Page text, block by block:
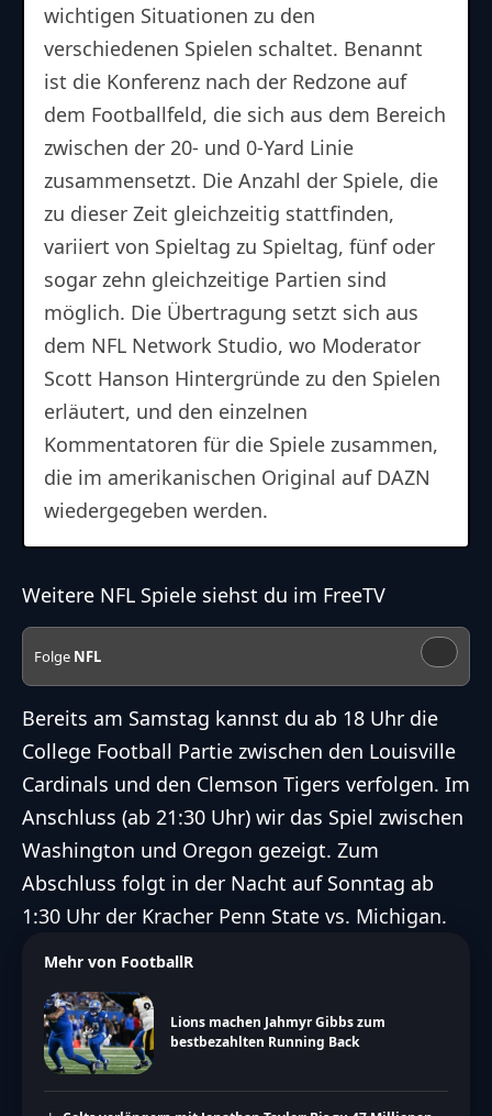
wichtigen Situationen zu den
verschiedenen Spielen schaltet. Benannt
ist die Konferenz nach der Redzone auf
dem Footballfeld, die sich aus dem Bereich
zwischen der 20- und 0-Yard Linie
zusammensetzt. Die Anzahl der Spiele, die
zu dieser Zeit gleichzeitig stattfinden,
variiert von Spieltag zu Spieltag, fünf oder
sogar zehn gleichzeitige Partien sind
möglich. Die Übertragung setzt sich aus
dem NFL Network Studio, wo Moderator
Scott Hanson Hintergründe zu den Spielen
erläutert, und den einzelnen
Kommentatoren für die Spiele zusammen,
die im amerikanischen Original auf DAZN
wiedergegeben werden.
Weitere NFL Spiele siehst du im FreeTV
Folge NFL
Bereits am Samstag kannst du ab 18 Uhr die
College Football Partie zwischen den Louisville
Cardinals und den Clemson Tigers verfolgen. Im
Anschluss (ab 21:30 Uhr) wir das Spiel zwischen
Washington und Oregon gezeigt. Zum
Abschluss folgt in der Nacht auf Sonntag ab
1:30 Uhr der Kracher Penn State vs. Michigan.
Mehr von FootballR
Lions machen Jahmyr Gibbs zum
bestbezahlten Running Back